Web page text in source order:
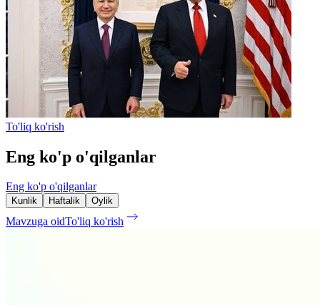
To'liq ko'rish
Eng ko'p o'qilganlar
Eng ko'p o'qilganlar
Kunlik Haftalik Oylik
Mavzuga oidTo'liq ko'rish